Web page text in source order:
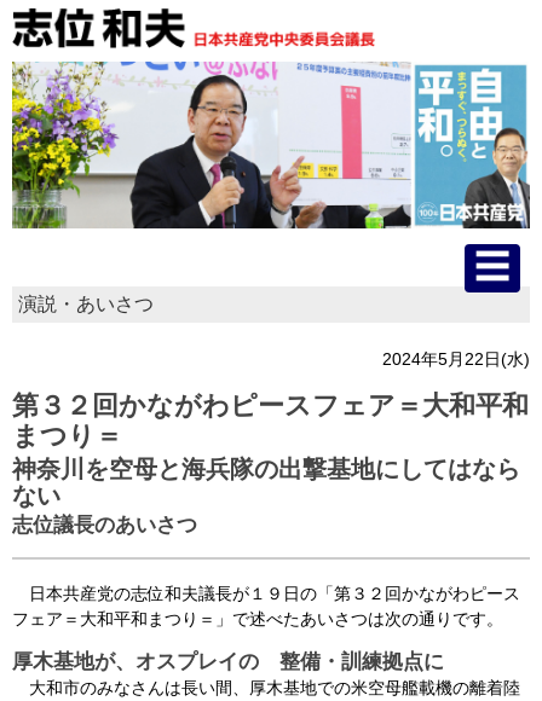
プロフィール
主な活動
国会質問
論文・著書
演説・あいさつ
2024年5月22日(水)
第３２回かながわピースフェア＝大和平和
まつり＝
神奈川を空母と海兵隊の出撃基地にしてはなら
ない
志位議長のあいさつ
日本共産党の志位和夫議長が１９日の「第３２回かながわピース
フェア＝大和平和まつり＝」で述べたあいさつは次の通りです。
厚木基地が、オスプレイの 整備・訓練拠点に
大和市のみなさんは長い間、厚木基地での米空母艦載機の離着陸